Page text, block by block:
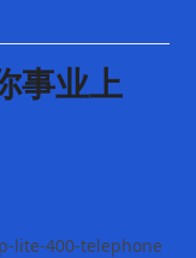
事业上
lite-400-telephone